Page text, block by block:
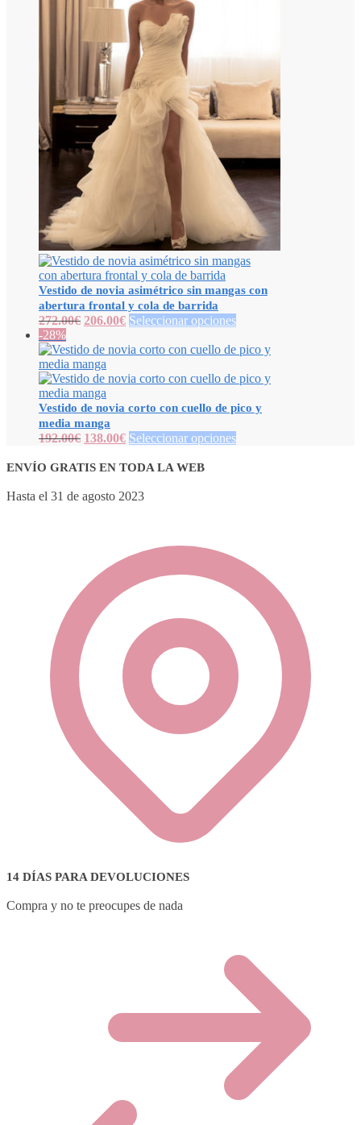
Vestido de novia asimétrico sin mangas con
abertura frontal y cola de barrida
272.00€ 206.00€ Seleccionar opciones
-28%
Vestido de novia corto con cuello de pico y
media manga
192.00€ 138.00€ Seleccionar opciones
ENVÍO GRATIS EN TODA LA WEB
Hasta el 31 de agosto 2023
14 DÍAS PARA DEVOLUCIONES
Compra y no te preocupes de nada